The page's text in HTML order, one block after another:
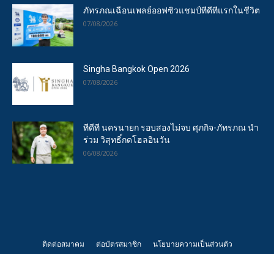
ภัทรภณเฉือนเพลย์ออฟซิวแชมป์ทีดีทีแรกในชีวิต
07/08/2026
Singha Bangkok Open 2026
07/08/2026
ทีดีที นครนายก รอบสองไม่จบ ศุภกิจ-ภัทรภณ นำ
ร่วม วิสุทธิ์กดโฮลอินวัน
06/08/2026
ติดต่อสมาคม ต่อบัตรสมาชิก นโยบายความเป็นส่วนตัว